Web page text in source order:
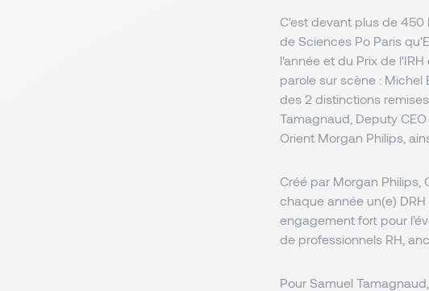
C'est devant plus de 450
de Sciences Po Paris
l'année et du Prix de
parole sur scène : Michel
des 2 distinctions
Tamagnaud, Deputy
Orient Morgan Philips,
Créé par Morgan Philips,
chaque année un(e)
engagement fort pour
de professionnels RH,